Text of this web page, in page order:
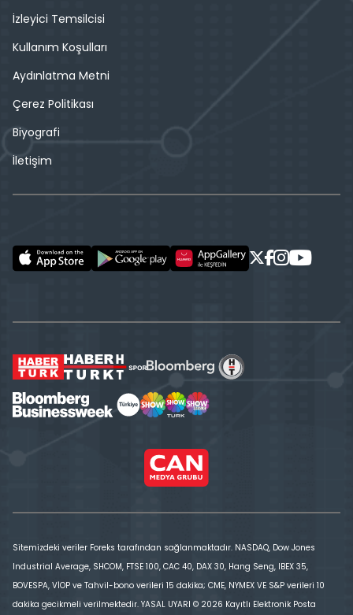
İzleyici Temsilcisi
Kullanım Koşulları
Aydınlatma Metni
Çerez Politikası
Biyografi
İletişim
Sitemizdeki veriler Foreks tarafından sağlanmaktadır. NASDAQ, Dow Jones
Industrial Average, SHCOM, FTSE 100, CAC 40, DAX 30, Hang Seng, IBEX 35,
BOVESPA, VİOP ve Tahvil-bono verileri 15 dakika; CME, NYMEX VE S&P verileri 10
dakika gecikmeli verilmektedir. YASAL UYARI © 2026 Kayıtlı Elektronik Posta